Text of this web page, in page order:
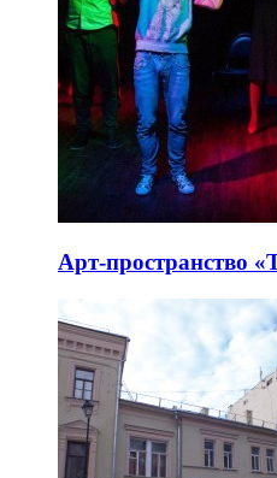
Арт-пространство